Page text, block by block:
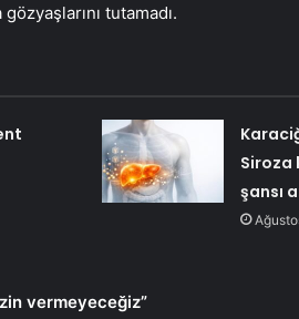
tutamadı.
Siroza
şansı
vermeyeceğiz”